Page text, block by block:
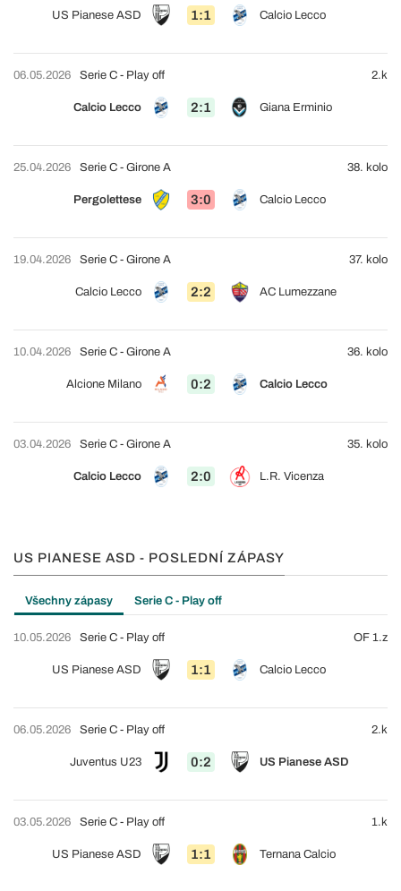
US Pianese ASD 1:1 Calcio Lecco
06.05.2026
Calcio Lecco 2:1 Giana Erminio
Serie C - Play off 2.k
25.04.2026
Pergolettese 3:0 Calcio Lecco
Serie C - Girone A 38. kolo
19.04.2026
Calcio Lecco 2:2 AC Lumezzane
Serie C - Girone A 37. kolo
10.04.2026
Alcione Milano 0:2 Calcio Lecco
Serie C - Girone A 36. kolo
03.04.2026
Calcio Lecco 2:0 L.R. Vicenza
Serie C - Girone A 35. kolo
US PIANESE ASD - POSLEDNÍ ZÁPASY
Všechny zápasy Serie C - Play off
10.05.2026
US Pianese ASD 1:1 Calcio Lecco
Serie C - Play off OF 1.z
06.05.2026
Juventus U23 0:2 US Pianese ASD
Serie C - Play off 2.k
03.05.2026
US Pianese ASD 1:1 Ternana Calcio
Serie C - Play off 1.k